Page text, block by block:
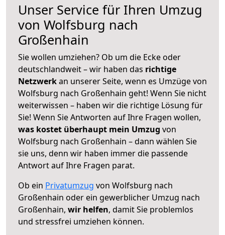
Unser Service für Ihren Umzug
von Wolfsburg nach
Großenhain
Sie wollen umziehen? Ob um die Ecke oder
deutschlandweit – wir haben das richtige
Netzwerkan unserer Seite, wenn es Umzüge von
Wolfsburg nach Großenhain geht! Wenn Sie nicht
weiterwissen – haben wir die richtige Lösung für
Sie! Wenn Sie Antworten auf Ihre Fragen wollen,
was kostet überhaupt mein Umzug von
Wolfsburg nach Großenhain – dann wählen Sie
sie uns, denn wir haben immer die passende
Antwort auf Ihre Fragen parat.
Ob ein Privatumzug von Wolfsburg nach
Großenhain oder ein gewerblicher Umzug nach
Großenhain, wir helfen, damit Sie problemlos
und stressfrei umziehen können.